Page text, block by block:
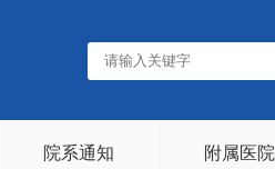
院系通知 附属医院